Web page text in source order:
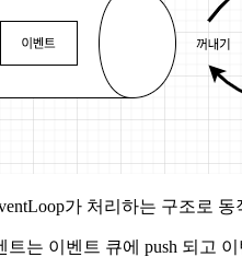
가 처리하는 구조로
는 이벤트 큐에 push 되고